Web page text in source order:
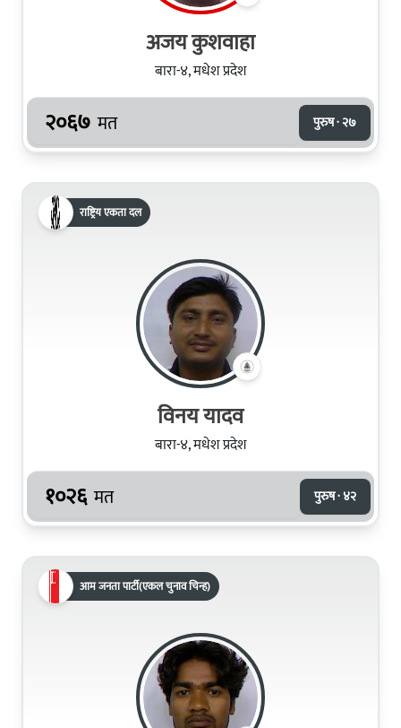
अजय कुशवाहा
बारा-४, मधेश प्रदेश
२०६७ मत पुरुष · २७
राष्ट्रिय एकता दल
विनय यादव
बारा-४, मधेश प्रदेश
१०२६ मत पुरुष · ४२
आम जनता पार्टी(एकल चुनाव चिन्ह)